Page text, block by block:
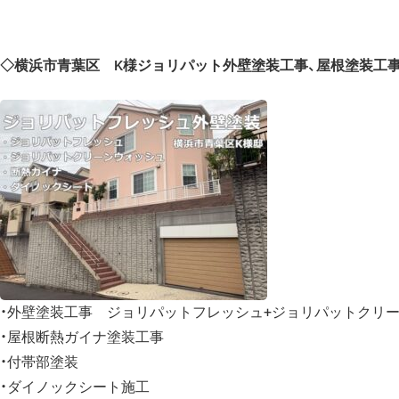
◇横浜市青葉区 K様ジョリパット外壁塗装工事、屋根塗装工
・外壁塗装工事 ジョリパットフレッシュ+ジョリパットクリ
・屋根断熱ガイナ塗装工事
・付帯部塗装
・ダイノックシート施工